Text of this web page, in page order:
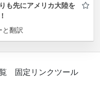
も先にアメリカ大陸を
と翻訳
固定リンクツール